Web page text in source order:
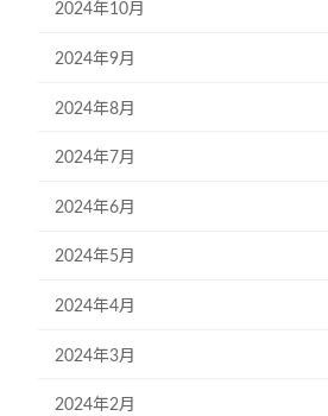
2024年10月
2024年9月
2024年8月
2024年7月
2024年6月
2024年5月
2024年4月
2024年3月
2024年2月